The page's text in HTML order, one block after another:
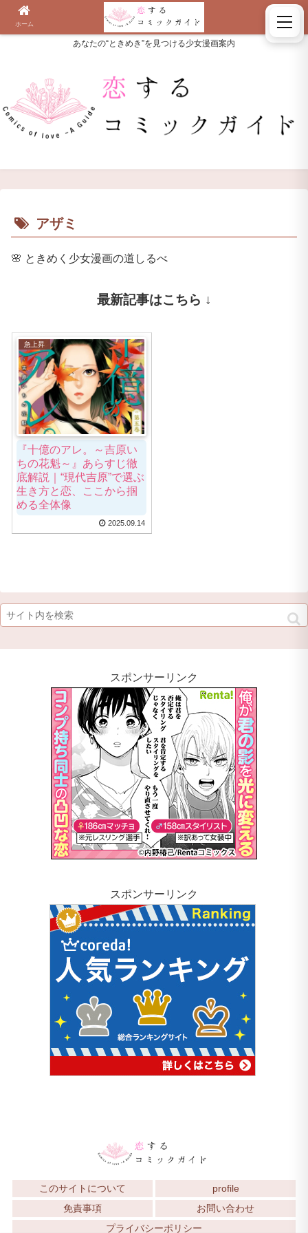
あなたの“ときめき”を見つける少女漫画案内
アザミ
🌸 ときめく少女漫画の道しるべ
最新記事はこちら ↓
急上昇
『十億のアレ。～吉原い
ちの花魁～』あらすじ徹
底解説｜“現代吉原”で選ぶ
生き方と恋、ここから掴
める全体像
2025.09.14
スポンサーリンク
スポンサーリンク
このサイトについて
profile
免責事項
お問い合わせ
プライバシーポリシー
ホーム 検索